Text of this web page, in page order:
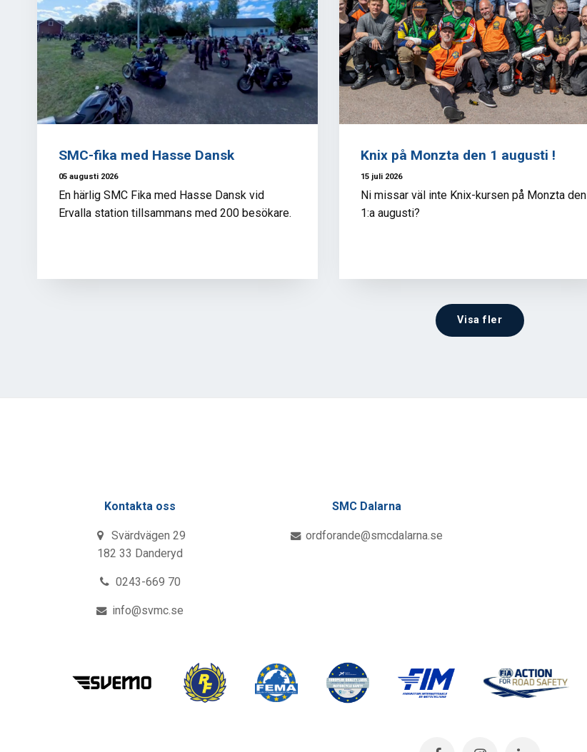
SMC-fika med Hasse Dansk
05 augusti 2026
En härlig SMC Fika med Hasse Dansk vid
Ervalla station tillsammans med 200 besökare.
Knix på Monzta den 1 augusti !
15 juli 2026
Ni missar väl inte Knix-kursen på Monzta den
1:a augusti?
Visa fler
Kontakta oss
Svärdvägen 29
182 33 Danderyd
0243-669 70
info@svmc.se
SMC Dalarna
ordforande@smcdalarna.se